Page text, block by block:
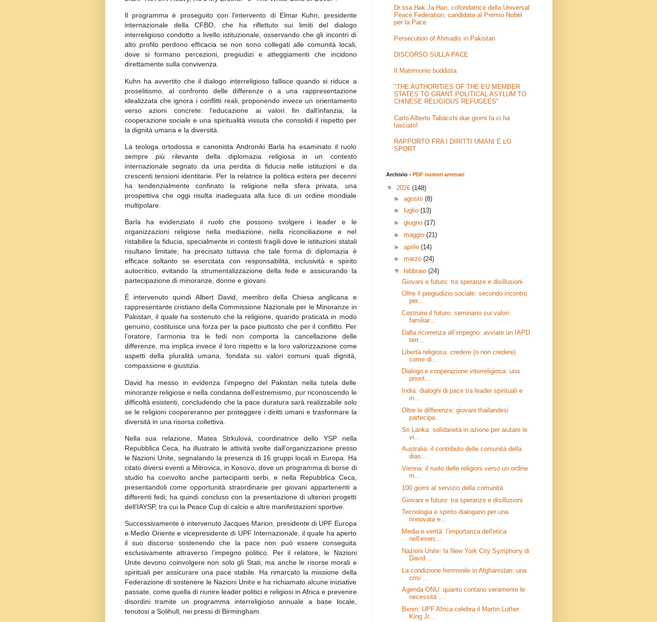
Il programma è proseguito con l'intervento di Elmar Kuhn, presidente
internazionale della CFBO, che ha riflettuto sui limiti del dialogo
interreligioso condotto a livello istituzionale, osservando che gli incontri di
alto profilo perdono efficacia se non sono collegati alle comunità locali,
dove si formano percezioni, pregiudizi e atteggiamenti che incidono
direttamente sulla convivenza.
Kuhn ha avvertito che il dialogo interreligioso fallisce quando si riduce a
proselitismo, al confronto delle differenze o a una rappresentazione
idealizzata che ignora i conflitti reali, proponendo invece un orientamento
verso azioni concrete: l'educazione ai valori fin dall’infanzia, la
cooperazione sociale e una spiritualità vissuta che consolidi il rispetto per
la dignità umana e la diversità.
La teologa ortodossa e canonista Androniki Barla ha esaminato il ruolo
sempre più rilevante della diplomazia religiosa in un contesto
internazionale segnato da una perdita di fiducia nelle istituzioni e da
crescenti tensioni identitarie. Per la relatrice la politica estera per decenni
ha tendenzialmente confinato la religione nella sfera privata, una
prospettiva che oggi risulta inadeguata alla luce di un ordine mondiale
multipolare.
Barla ha evidenziato il ruolo che possono svolgere i leader e le
organizzazioni religiose nella mediazione, nella riconciliazione e nel
ristabilire la fiducia, specialmente in contesti fragili dove le istituzioni statali
risultano limitate; ha precisato tuttavia che tale forma di diplomazia è
efficace soltanto se esercitata con responsabilità, inclusività e spirito
autocritico, evitando la strumentalizzazione della fede e assicurando la
partecipazione di minoranze, donne e giovani.
È intervenuto quindi Albert David, membro della Chiesa anglicana e
rappresentante cristiano della Commissione Nazionale per le Minoranze in
Pakistan, il quale ha sostenuto che la religione, quando praticata in modo
genuino, costituisce una forza per la pace piuttosto che per il conflitto. Per
l’oratore, l’armonia tra le fedi non comporta la cancellazione delle
differenze, ma implica invece il loro rispetto e la loro valorizzazione come
aspetti della pluralità umana, fondata su valori comuni quali dignità,
compassione e giustizia.
David ha messo in evidenza l’impegno del Pakistan nella tutela delle
minoranze religiose e nella condanna dell’estremismo, pur riconoscendo le
difficoltà esistenti, concludendo che la pace duratura sarà realizzabile solo
se le religioni coopereranno per proteggere i diritti umani e trasformare la
diversità in una risorsa collettiva.
Nella sua relazione, Matea Strkulová, coordinatrice dello YSP nella
Repubblica Ceca, ha illustrato le attività svolte dall’organizzazione presso
le Nazioni Unite, segnalando la presenza di 16 gruppi locali in Europa. Ha
citato diversi eventi a Mitrovica, in Kosovo, dove un programma di borse di
studio ha coinvolto anche partecipanti serbi, e nella Repubblica Ceca,
presentandoli come opportunità straordinarie per giovani appartenenti a
differenti fedi; ha quindi concluso con la presentazione di ulteriori progetti
dell’IAYSP, tra cui la Peace Cup di calcio e altre manifestazioni sportive.
Successivamente è intervenuto Jacques Marion, presidente di UPF Europa
e Medio Oriente e vicepresidente di UPF Internazionale, il quale ha aperto
il suo discorso sostenendo che la pace non può essere conseguita
esclusivamente attraverso l’impegno politico. Per il relatore, le Nazioni
Unite devono coinvolgere non solo gli Stati, ma anche le risorse morali e
spirituali per assicurare una pace stabile. Ha rimarcato la missione della
Federazione di sostenere le Nazioni Unite e ha richiamato alcune iniziative
passate, come quella di riunire leader politici e religiosi in Africa e prevenire
disordini tramite un programma interreligioso annuale a base locale,
tenutosi a Solihull, nei pressi di Birmingham.
Dr.ssa Hak Ja Han, cofondatrice della Universal
Peace Federation, candidata al Premio Nobel
per la Pace
Persecution of Ahmadis in Pakistan
DISCORSO SULLA PACE
Il Matrimonio buddista
"THE AUTHORITIES OF THE EU MEMBER
STATES TO GRANT POLITICAL ASYLUM TO
CHINESE RELIGIOUS REFUGEES"
Carlo Alberto Tabacchi due giorni fa ci ha
lasciato!
RAPPORTO FRA I DIRITTI UMANI E LO
SPORT
Archivio - PDF numeri arretrati
▼ 2026 (148)
►agosto(8)
►
luglio(13)
►giugno(17)
►maggio(21)
►aprile(14)
►marzo(24)
▼febbraio(24)
Giovani e futuro: tra speranze e disillusioni
Oltre il pregiudizio sociale: secondo incontro
per...
Costruire il futuro: seminario sui valori
familiar...
Dalla ricorrenza all’impegno: avviare un IAPD
terr...
Libertà religiosa: credere (o non credere)
come di...
Dialogo e cooperazione interreligiosa: una
priorit...
India: dialoghi di pace tra leader spirituali e
in...
Oltre le differenze: giovani thailandesi
partecipa...
Sri Lanka: solidarietà in azione per aiutare le
vi...
Australia: il contributo delle comunità della
dias...
Vienna: il ruolo delle religioni verso un ordine
m...
100 giorni al servizio della comunità
Giovani e futuro: tra speranze e disillusioni
Tecnologia e spirito dialogano per una
rinnovata e...
Media e verità: l’importanza dell'etica
nell’eserc...
Nazioni Unite: la New York City Symphony di
David ...
La condizione femminile in Afghanistan: una
crisi ...
Agenda ONU: quanto contano veramente le
necessità ...
Benin: UPF Africa celebra il Martin Luther
King Jr...